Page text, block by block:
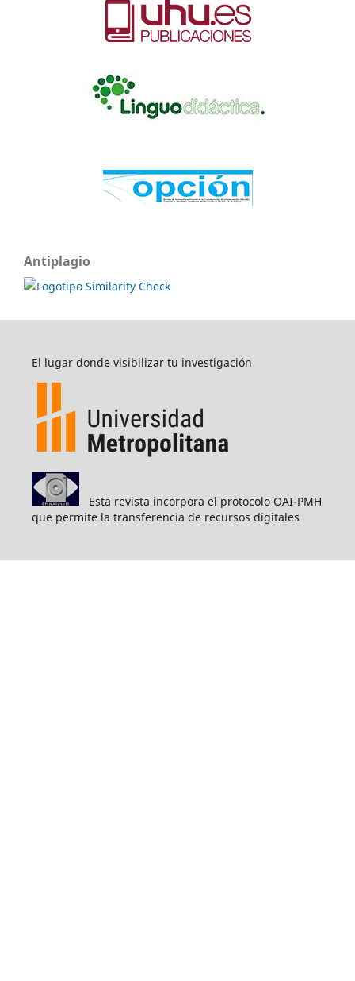
Antiplagio
El lugar donde visibilizar tu investigación
Esta revista incorpora el protocolo OAI-PMH
que permite la transferencia de recursos digitales